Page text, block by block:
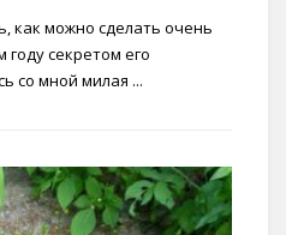
как можно сделать очень
секретом его
со мной милая ...